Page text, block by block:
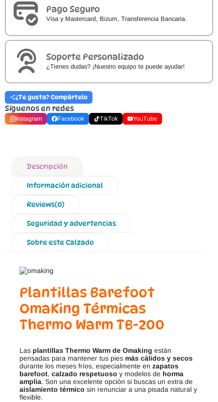
Pago Seguro
Visa y Mastercard, Bizum, Transferencia Bancaria.
Soporte Personalizado
¿Tienes dudas? ¡Nuestro equipo te puede ayudar!
¿Te gusta? Compártelo
Síguenos en redes
Instagram Facebook TikTok YouTube
Descripción
Información adicional
Reviews(0)
Seguridad y advertencias
Sobre este Calzado
Plantillas Barefoot
OmaKing Térmicas
Thermo Warm TB-200
Las plantillas Thermo Warm de Omaking están
pensadas para mantener tus pies más cálidos y secos
durante los meses fríos, especialmente en zapatos
barefoot, calzado respetuoso y modelos de horma
amplia. Son una excelente opción si buscas un extra de
aislamiento térmico sin renunciar a una pisada natural y
flexible.